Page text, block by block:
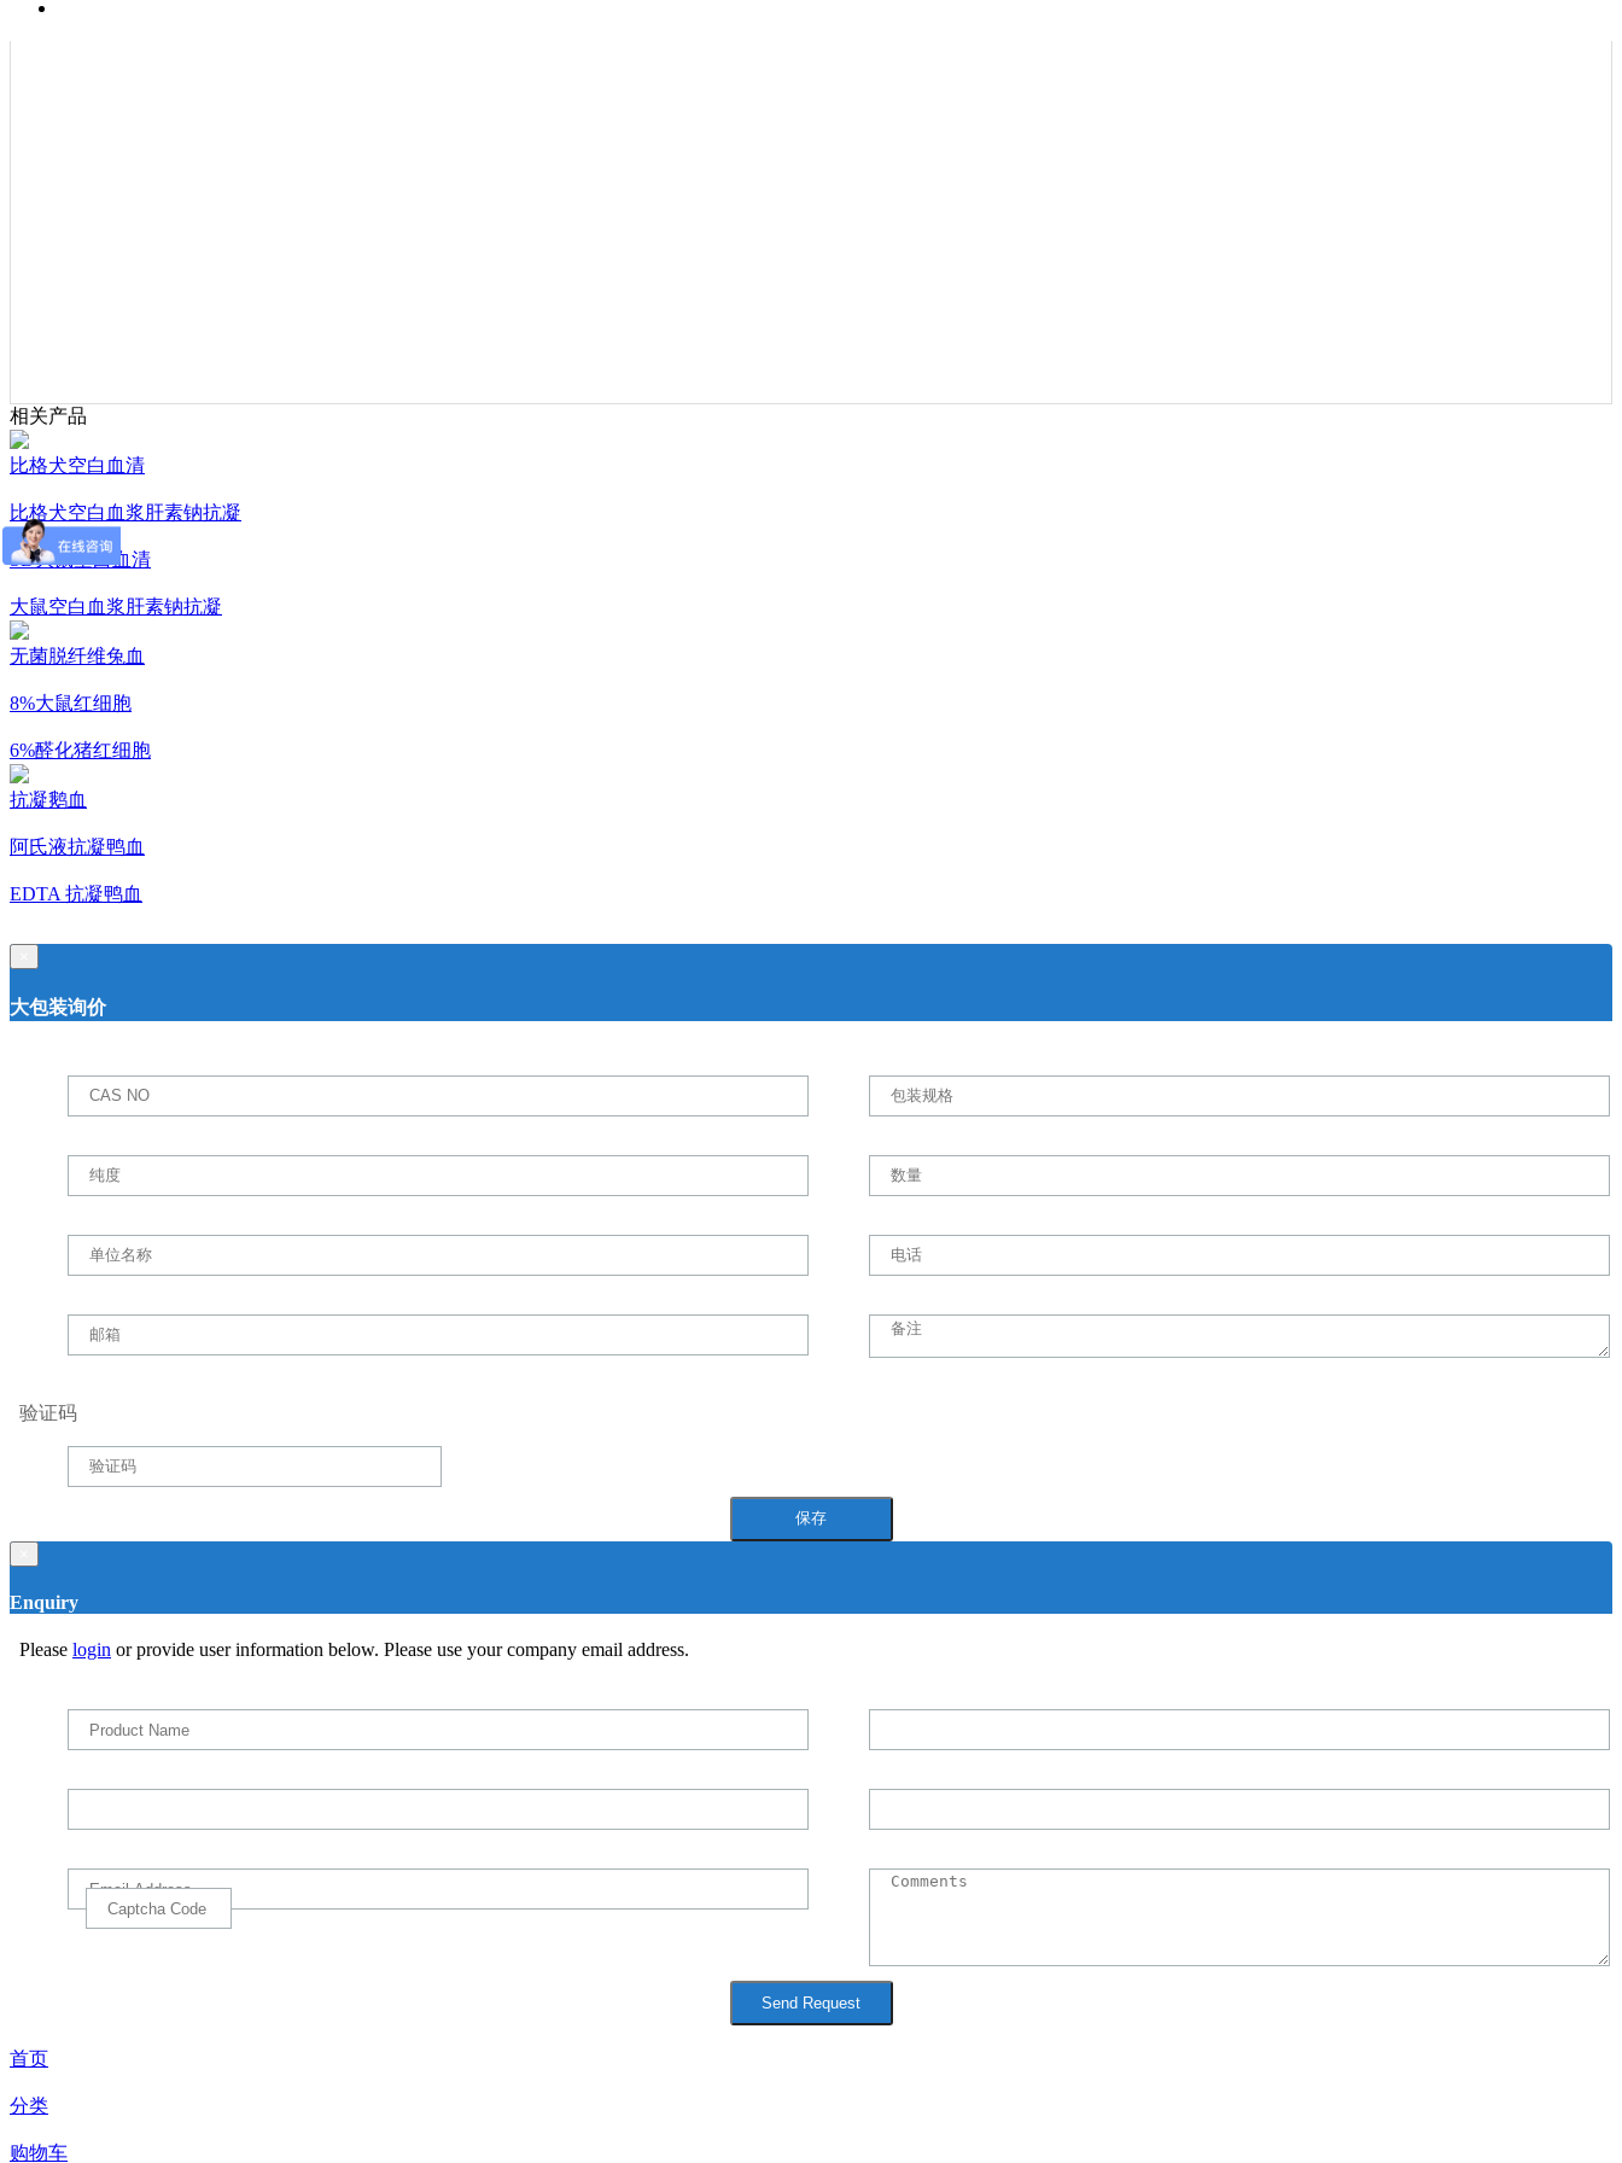
相关产品
比格犬空白血清
比格犬空白血浆肝素钠抗凝
SD大鼠空白血清
大鼠空白血浆肝素钠抗凝
无菌脱纤维兔血
8%大鼠红细胞
6%醛化猪红细胞
抗凝鹅血
阿氏液抗凝鸭血
EDTA 抗凝鸭血
×
大包装询价
验证码
×
Enquiry
Please login or provide user information below. Please use your company email address.
首页
分类
购物车